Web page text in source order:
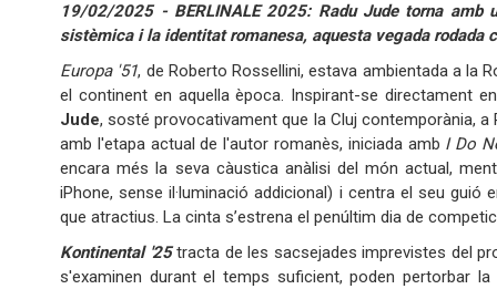
19/02/2025 - BERLINALE 2025: Radu Jude torna
sistèmica i la identitat romanesa, aquesta vegada rodada
Europa '51, de Roberto Rossellini, estava ambientada a la
el continent en aquella època. Inspirant-se directament
Jude, sosté provocativament que la Cluj contemporània,
amb l'etapa actual de l'autor romanès, iniciada amb I Do
encara més la seva càustica anàlisi del món actual,
iPhone, sense il·luminació addicional) i centra el seu
que atractius. La cinta s’estrena el penúltim dia de
Kontinental '25tracta de les sacsejades imprevistes del
s'examinen durant el temps suficient, poden pertorbar